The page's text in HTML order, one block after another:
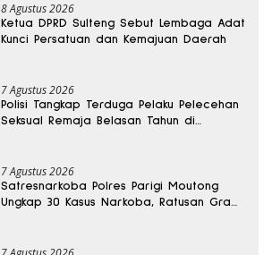
8 Agustus 2026
Ketua DPRD Sulteng Sebut Lembaga Adat
Kunci Persatuan dan Kemajuan Daerah
7 Agustus 2026
Polisi Tangkap Terduga Pelaku Pelecehan
Seksual Remaja Belasan Tahun di
7 Agustus 2026
Satresnarkoba Polres Parigi Moutong
Ungkap 30 Kasus Narkoba, Ratusan Gram